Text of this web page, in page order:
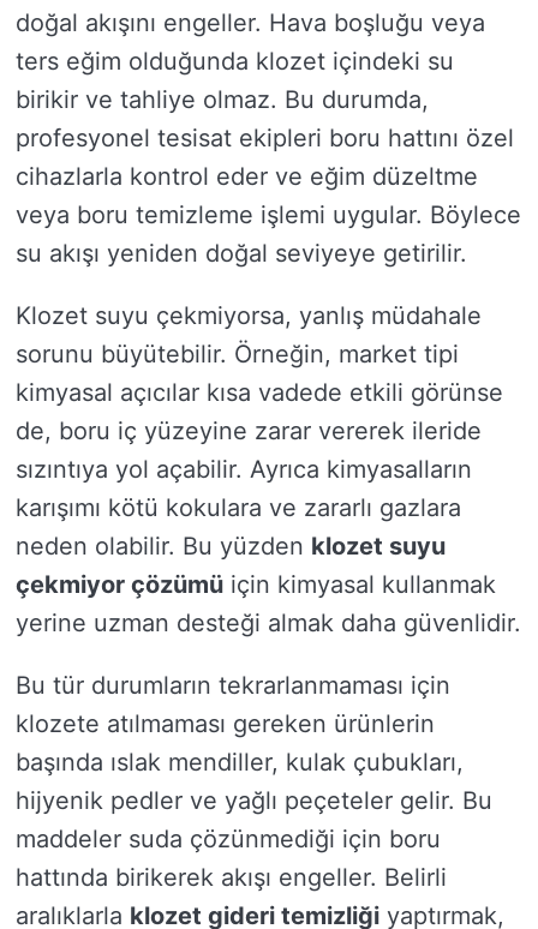
doğal akışını engeller. Hava boşluğu veya
ters eğim olduğunda klozet içindeki su
birikir ve tahliye olmaz. Bu durumda,
profesyonel tesisat ekipleri boru hattını özel
cihazlarla kontrol eder ve eğim düzeltme
veya boru temizleme işlemi uygular. Böylece
su akışı yeniden doğal seviyeye getirilir.
Klozet suyu çekmiyorsa, yanlış müdahale
sorunu büyütebilir. Örneğin, market tipi
kimyasal açıcılar kısa vadede etkili görünse
de, boru iç yüzeyine zarar vererek ileride
sızıntıya yol açabilir. Ayrıca kimyasalların
karışımı kötü kokulara ve zararlı gazlara
neden olabilir. Bu yüzden klozet suyu
çekmiyor çözümü için kimyasal kullanmak
yerine uzman desteği almak daha güvenlidir.
Bu tür durumların tekrarlanmaması için
klozete atılmaması gereken ürünlerin
başında ıslak mendiller, kulak çubukları,
hijyenik pedler ve yağlı peçeteler gelir. Bu
maddeler suda çözünmediği için boru
hattında birikerek akışı engeller. Belirli
aralıklarla klozet gideri temizliği yaptırmak,